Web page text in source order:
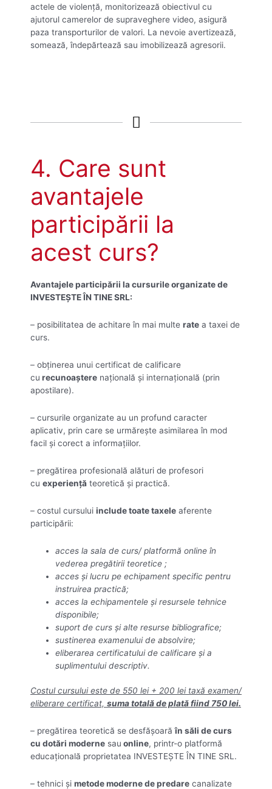
actele de violență, monitorizează obiectivul cu
ajutorul camerelor de supraveghere video, asigură
paza transporturilor de valori. La nevoie avertizează,
somează, îndepărtează sau imobilizează agresorii.
4. Care sunt
avantajele
participării la
acest curs?
Avantajele participării la cursurile organizate de
INVESTEȘTE ÎN TINE SRL:
– posibilitatea de achitare în mai multe rate a taxei de
curs.
– obţinerea unui certificat de calificare
cu recunoaştere naţională şi internaţională (prin
apostilare).
– cursurile organizate au un profund caracter
aplicativ, prin care se urmăreşte asimilarea în mod
facil şi corect a informaţiilor.
– pregătirea profesională alături de profesori
cu experienţă teoretică şi practică.
– costul cursului include toate taxele aferente
participării:
acces la sala de curs/ platformă online în
vederea pregătirii teoretice ;
acces și lucru pe echipament specific pentru
instruirea practică;
acces la echipamentele și resursele tehnice
disponibile;
suport de curs și alte resurse bibliografice;
sustinerea examenului de absolvire;
eliberarea certificatului de calificare şi a
suplimentului descriptiv.
Costul cursului este de 550 lei + 200 lei taxă examen/
eliberare certificat, suma totală de plată fiind 750 lei.
– pregătirea teoretică se desfăşoarăîn săli de curs
cu dotări moderne sau online, printr-o platformă
educațională proprietatea INVESTEȘTE ÎN TINE SRL.
– tehnici şi metode moderne de predare canalizate